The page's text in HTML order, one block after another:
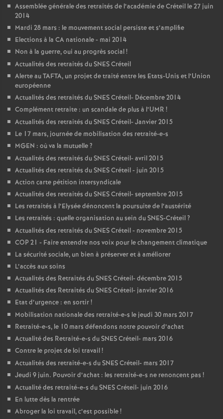
Assemblée générale des retraités de l’académie de Créteil le 27 juin
2014
Mardi 28 mars : le mouvement social persiste et s’amplifie
Elections à la CA nationale - mai 2014
Non à la guerre, oui au progrès social!
Actualités des retraités duSNESCréteil
Alerte auTAFTA, un projet de traité entre les Etats-Unis et l’Union
européenne
Actualités des retraités duSNESCréteil- Décembre 2014
Complément retraite : un scandale de plus à l’UMR !
Actualités des retraités duSNESCréteil- Janvier 2015
Le 17 mars, journée de mobilisation des retraité-e-s
MGEN : où va la mutuelle?
Actualités des retraités duSNESCréteil- avril 2015
Actualités des retraités duSNESCréteil - juin 2015
Action carte pétition intersyndicale
Actualités des retraités duSNESCréteil- septembre 2015
Les retraités à l’Elysée dénoncent la poursuite de l’austérité
Les retraités : quelle organisation au sein duSNES-Créteil?
Actualités des retraités duSNESCréteil - novembre 2015
COP21 - Faire entendre nos voix pour le changement climatique
La sécurité sociale, un bien à préserver et à améliorer
L’accès aux soins
Actualités des Retraités duSNESCréteil- décembre 2015
Actualités des Retraités duSNESCréteil- janvier 2016
Etat d’urgence : en sortir!
Mobilisation nationale des retraité-e-s le jeudi 30 mars 2017
Retraité-e-s, le 10 mars défendons notre pouvoir d’achat
Actualité des Retraité-e-s duSNESCréteil- mars 2016
Contre le projet de loi travail!
Actualités des retraité-e-s duSNESCréteil- mars 2017
Jeudi 9 juin. Pouvoir d’achat : les retraité-e-s ne renoncent pas !
Actualité des retraité-e-s duSNESCréteil- juin 2016
En lutte dès la rentrée
Abroger la loi travail, c’est possible!